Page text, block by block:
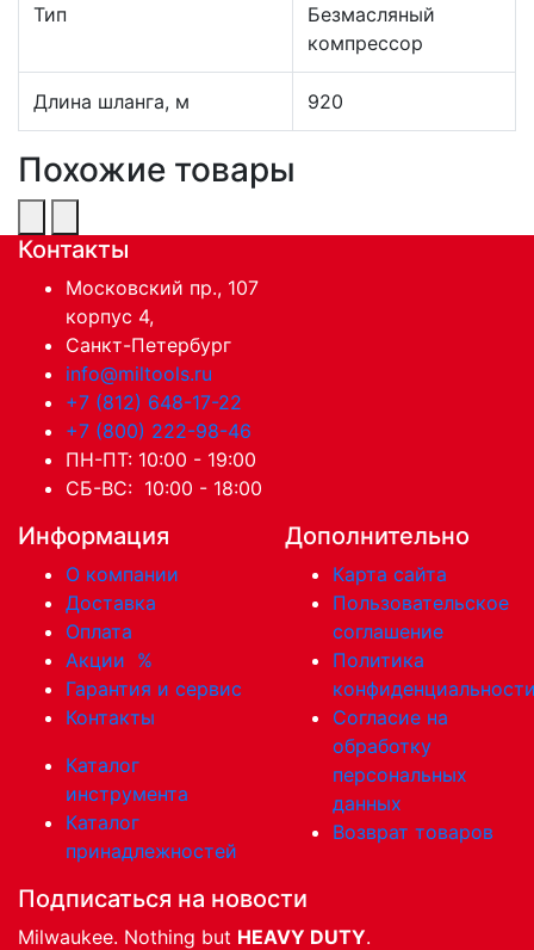
Тип
Безмасляный
компрессор
Длина шланга, м 920
Похожие товары
Контакты
Московский пр., 107
корпус 4,
Санкт-Петербург
info@miltools.ru
+7 (812) 648-17-22
+7 (800) 222-98-46
ПН-ПТ: 10:00 - 19:00
СБ-ВС: 10:00 - 18:00
Информация
О компании
Доставка
Оплата
Акции %
Гарантия и сервис
Контакты
Каталог
инструмента
Каталог
принадлежностей
Дополнительно
Карта сайта
Пользовательское
соглашение
Политика
Согласие на
обработку
персональных
данных
Возврат товаров
Подписаться на новости
Milwaukee. Nothing but HEAVY DUTY.